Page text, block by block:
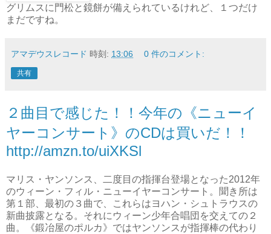
グリムスに門松と鏡餅が備えられているけれど、１つだけ
まだですね。
アマデウスレコード 時刻: 13:06 0 件のコメント:
共有
２曲目で感じた！！今年の《ニューイ
ヤーコンサート》のCDは買いだ！！
http://amzn.to/uiXKSl
マリス・ヤンソンス、二度目の指揮台登場となった2012年
のウィーン・フィル・ニューイヤーコンサート。聞き所は
第１部、最初の３曲で、これらはヨハン・シュトラウスの
新曲披露となる。それにウィーン少年合唱団を交えての２
曲。《鍛冶屋のポルカ》ではヤンソンスが指揮棒の代わり